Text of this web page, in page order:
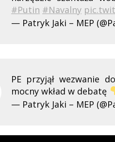
#Putin #Navalny
— Patryk Jaki – MEP
PE przyjął wezwanie
mocny wkład w debatę
— Patryk Jaki – MEP